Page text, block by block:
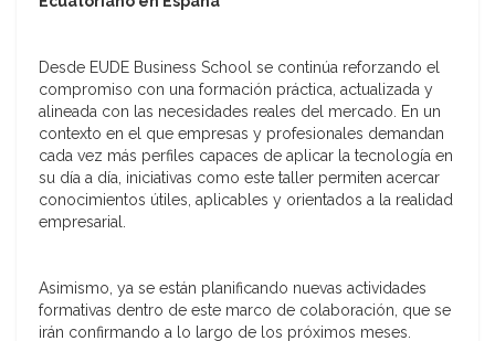
Desde EUDE Business School se continúa reforzando el
compromiso con una formación práctica, actualizada y
alineada con las necesidades reales del mercado. En un
contexto en el que empresas y profesionales demandan
cada vez más perfiles capaces de aplicar la tecnología en
su día a día, iniciativas como este taller permiten acercar
conocimientos útiles, aplicables y orientados a la realidad
empresarial.
Asimismo, ya se están planificando nuevas actividades
formativas dentro de este marco de colaboración, que se
irán confirmando a lo largo de los próximos meses.